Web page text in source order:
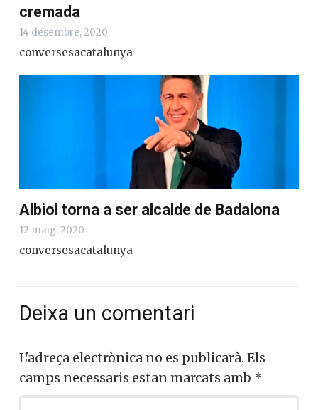
cremada
14 desembre, 2020
conversesacatalunya
Albiol torna a ser alcalde de Badalona
12 maig, 2020
conversesacatalunya
Deixa un comentari
L'adreça electrònica no es publicarà. Els
camps necessaris estan marcats amb *